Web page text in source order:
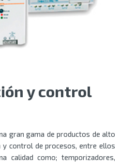
y control
gran gama de productos de alto
y control de procesos, entre ellos
calidad como; temporizadores,